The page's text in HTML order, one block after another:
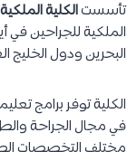
تأسستالكلية
الملكية للجراحين في
البحرين ودول الخليج
الكلية توفر برامج
في مجال الجراحة
مختلف التخصصات